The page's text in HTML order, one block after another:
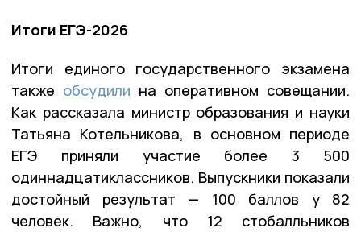
Итоги ЕГЭ-2026
Итоги единого государственного экзамена
также обсудили на оперативном совещании.
Как рассказала министр образования и науки
Татьяна Котельникова, в основном периоде
ЕГЭ приняли участие более 3 500
одиннадцатиклассников. Выпускники показали
достойный результат — 100 баллов у 82
человек. Важно, что 12 стобалльников